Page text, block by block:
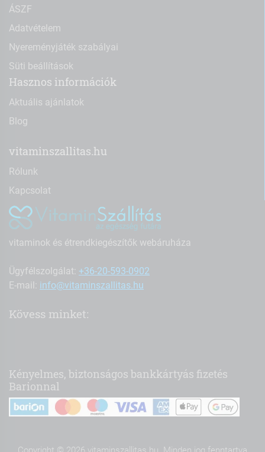
ÁSZF
Adatvételem
Nyereményjáték szabályai
Süti beállítások
Hasznos információk
Aktuális ajánlatok
Blog
vitaminszallitas.hu
Rólunk
Kapcsolat
vitaminok és étrendkiegészítők webáruháza
Ügyfélszolgálat: +36-20-593-0902
E-mail: info@vitaminszallitas.hu
Kövess minket:
Kényelmes, biztonságos bankkártyás fizetés
Barionnal